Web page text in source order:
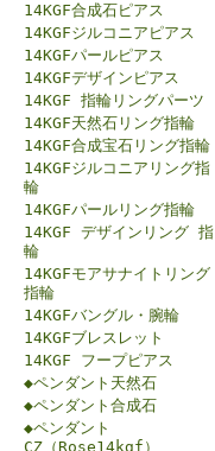
14KGF合成石ピアス
14KGFジルコニアピアス
14KGFパールピアス
14KGFデザインピアス
14KGF 指輪リングパーツ
14KGF天然石リング指輪
14KGF合成宝石リング指輪
14KGFジルコニアリング指
輪
14KGFパールリング指輪
14KGF デザインリング 指
輪
14KGFモアサナイトリング
指輪
14KGFバングル・腕輪
14KGFブレスレット
14KGF フープピアス
◆ペンダント天然石
◆ペンダント合成石
◆ペンダント
CZ（Rose14kgf）